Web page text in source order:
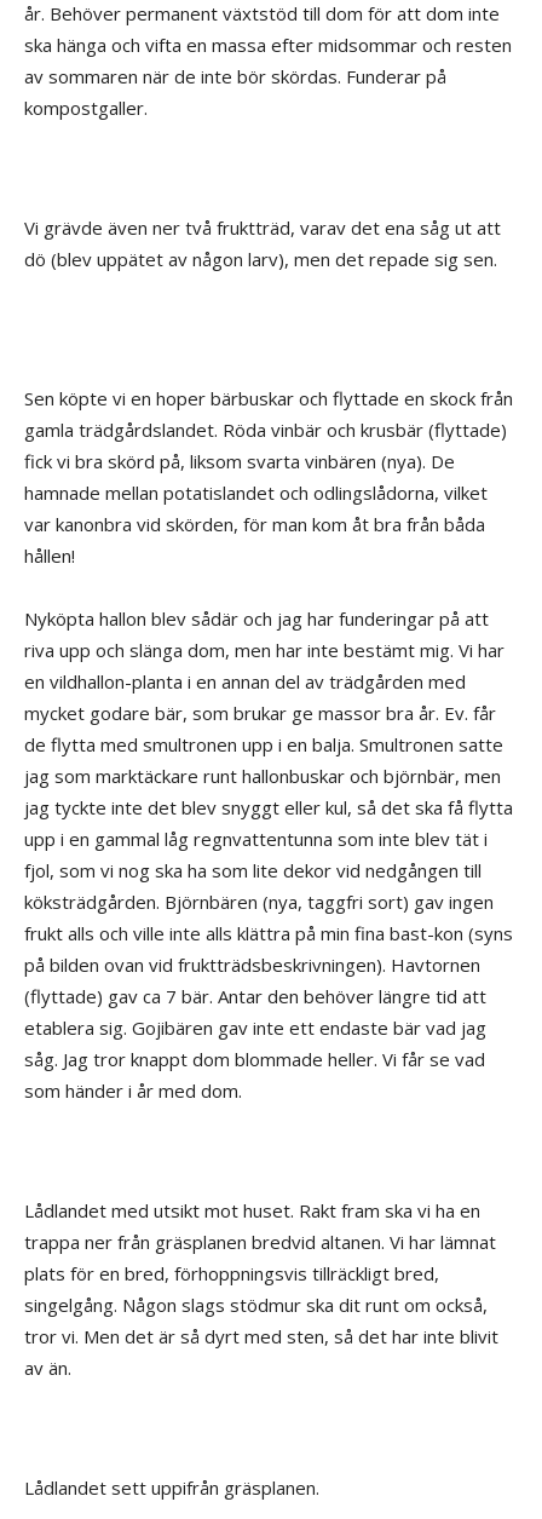
år. Behöver permanent växtstöd till dom för att dom inte
ska hänga och vifta en massa efter midsommar och resten
av sommaren när de inte bör skördas. Funderar på
kompostgaller.
Vi grävde även ner två fruktträd, varav det ena såg ut att
dö (blev uppätet av någon larv), men det repade sig sen.
Sen köpte vi en hoper bärbuskar och flyttade en skock från
gamla trädgårdslandet. Röda vinbär och krusbär (flyttade)
fick vi bra skörd på, liksom svarta vinbären (nya). De
hamnade mellan potatislandet och odlingslådorna, vilket
var kanonbra vid skörden, för man kom åt bra från båda
hållen!
Nyköpta hallon blev sådär och jag har funderingar på att
riva upp och slänga dom, men har inte bestämt mig. Vi har
en vildhallon-planta i en annan del av trädgården med
mycket godare bär, som brukar ge massor bra år. Ev. får
de flytta med smultronen upp i en balja. Smultronen satte
jag som marktäckare runt hallonbuskar och björnbär, men
jag tyckte inte det blev snyggt eller kul, så det ska få flytta
upp i en gammal låg regnvattentunna som inte blev tät i
fjol, som vi nog ska ha som lite dekor vid nedgången till
köksträdgården. Björnbären (nya, taggfri sort) gav ingen
frukt alls och ville inte alls klättra på min fina bast-kon (syns
på bilden ovan vid fruktträdsbeskrivningen). Havtornen
(flyttade) gav ca 7 bär. Antar den behöver längre tid att
etablera sig. Gojibären gav inte ett endaste bär vad jag
såg. Jag tror knappt dom blommade heller. Vi får se vad
som händer i år med dom.
Lådlandet med utsikt mot huset. Rakt fram ska vi ha en
trappa ner från gräsplanen bredvid altanen. Vi har lämnat
plats för en bred, förhoppningsvis tillräckligt bred,
singelgång. Någon slags stödmur ska dit runt om också,
tror vi. Men det är så dyrt med sten, så det har inte blivit
av än.
Lådlandet sett uppifrån gräsplanen.